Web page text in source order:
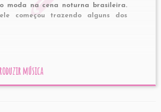
moda na cena noturna brasileira.
começou trazendo alguns dos
música